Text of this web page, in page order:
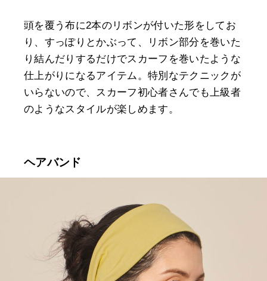
頭を覆う布に2本のリボンが付いた形をしてお
り、すっぽりとかぶって、リボン部分を巻いた
り結んだりするだけでスカーフを巻いたような
仕上がりになるアイテム。特別なテクニックが
いらないので、スカーフ初心者さんでも上級者
のようなスタイルが楽しめます。
ヘアバンド